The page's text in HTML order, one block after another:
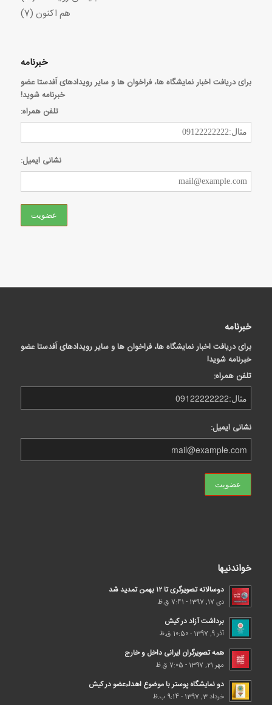
هم اکنون (7)
خبرنامه
برای دریافت اخبار نمایشگاه ها، فراخوان ها و سایر رویدادهای اَفدستا عضو
خبرنامه شوید!
تلفن همراه:
نشانی ایمیل:
خبرنامه
برای دریافت اخبار نمایشگاه ها، فراخوان ها و سایر رویدادهای اَفدستا عضو
خبرنامه شوید!
تلفن همراه:
نشانی ایمیل:
خواندنیها
دوسالانه تصویرگری تا ۱۲ بهمن تمدید شد
دی 17, 1397 - 7:41 ق.ظ
برداشت آزاد در کیش
آذر 9, 1397 - 10:50 ق.ظ
همه تصویرگران ایرانی داخل و خارج
مهر 21, 1397 - 7:05 ق.ظ
دو نمایشگاه پوستر با موضوع اهداء‌عضو در کیش
خرداد 3, 1397 - 9:14 ب.ظ